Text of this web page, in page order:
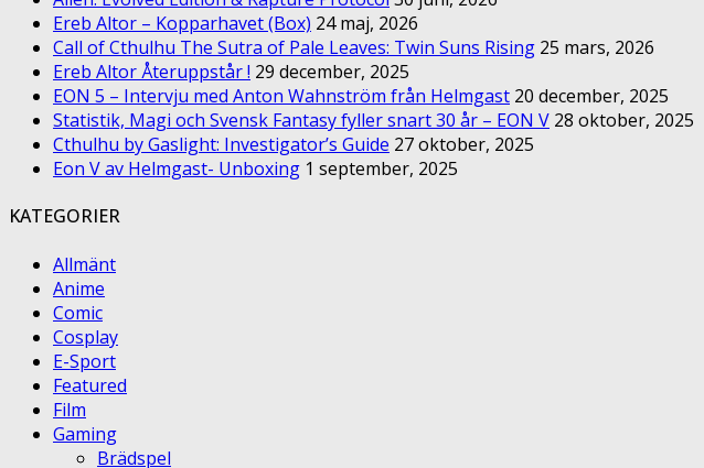
Ereb Altor – Kopparhavet (Box) 24 maj, 2026
Call of Cthulhu The Sutra of Pale Leaves: Twin Suns Rising 25 mars, 2026
Ereb Altor Återuppstår ! 29 december, 2025
EON 5 – Intervju med Anton Wahnström från Helmgast 20 december, 2025
Statistik, Magi och Svensk Fantasy fyller snart 30 år – EON V 28 oktober, 2025
Cthulhu by Gaslight: Investigator’s Guide 27 oktober, 2025
Eon V av Helmgast- Unboxing 1 september, 2025
KATEGORIER
Allmänt
Anime
Comic
Cosplay
E-Sport
Featured
Film
Gaming
Brädspel